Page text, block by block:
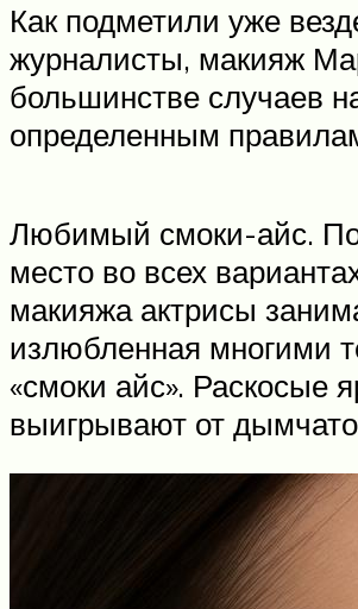
Как подметили уже
журналисты, макияж
большинстве случаев
определенным
Любимый смоки-айс.
место во всех
макияжа актрисы
излюбленная многими
«смоки айс». Раскосые
выигрывают от